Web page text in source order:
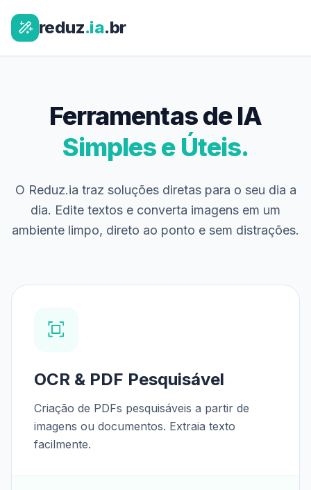
reduz.ia.br
Ferramentas de IA
Simples e Úteis.
O Reduz.ia traz soluções diretas para o seu dia a
dia. Edite textos e converta imagens em um
ambiente limpo, direto ao ponto e sem distrações.
OCR & PDF Pesquisável
Criação de PDFs pesquisáveis a partir de
imagens ou documentos. Extraia texto
facilmente.